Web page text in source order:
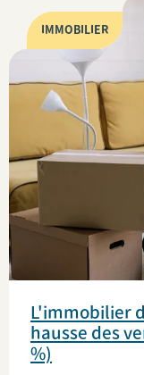
IMMOBILIER
L'immobilier
hausse des
%)